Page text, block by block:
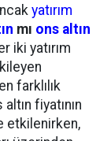
yatırım
mı ons altın
iki yatırım
farklılık
fiyatının
etkilenirken,